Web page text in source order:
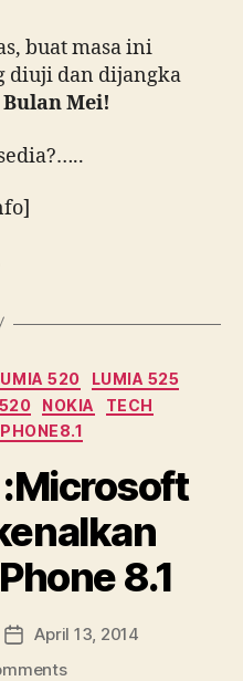
buat masa ini
diuji dan dijangka
Mei!
520
LUMIA 525
NOKIA
TECH
8.1
PostApril 13, 2014
on